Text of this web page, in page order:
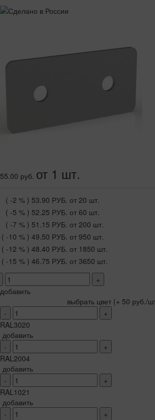
55.00 руб. от 1 шт.
( -2 % ) 53.90 РУБ. от 20 шт.
( -5 % ) 52.25 РУБ. от 60 шт.
( -7 % ) 51.15 РУБ. от 200 шт.
( -10 % ) 49.50 РУБ. от 950 шт.
( -12 % ) 48.40 РУБ. от 1850 шт.
( -15 % ) 46.75 РУБ. от 3650 шт.
+
добавить
выбрать цвет (+ 50 руб./
-
+
RAL3020
добавить
-
+
RAL2004
добавить
-
+
RAL1021
добавить
-
+